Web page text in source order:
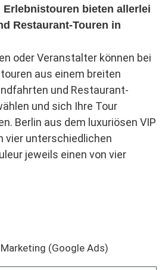
Erlebnistouren bieten allerlei
Restaurant-Touren in
oder Veranstalter können bei
aus einem breiten
und Restaurant-
und sich Ihre Tour
Berlin aus dem luxuriösen VIP
vier unterschiedlichen
jeweils einen von vier
(Google Ads)